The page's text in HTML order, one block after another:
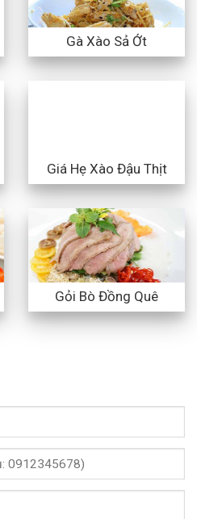
Gà Xào Sả Ớt
Giá Hẹ Xào Đậu Thịt
Gỏi Bò Đồng Quê